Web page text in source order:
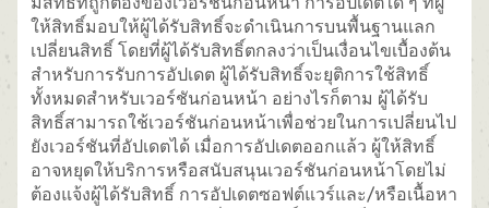
ให้สิทธิ์มอบให้ผู้ได้รับสิทธิ์จะดำเนินการบนพื้นฐานแลก
เปลี่ยนสิทธิ์ โดยที่ผู้ได้รับสิทธิ์ตกลงว่าเป็นเงื่อนไขเบื้องต้น
สำหรับการรับการอัปเดต ผู้ได้รับสิทธิ์จะยุติการใช้สิทธิ์
ทั้งหมดสำหรับเวอร์ชันก่อนหน้า อย่างไรก็ตาม ผู้ได้รับ
สิทธิ์สามารถใช้เวอร์ชันก่อนหน้าเพื่อช่วยในการเปลี่ยนไป
ยังเวอร์ชันที่อัปเดตได้ เมื่อการอัปเดตออกแล้ว ผู้ให้สิทธิ์
อาจหยุดให้บริการหรือสนับสนุนเวอร์ชันก่อนหน้าโดยไม่
ต้องแจ้งผู้ได้รับสิทธิ์ การอัปเดตซอฟต์แวร์และ/หรือเนื้อหา